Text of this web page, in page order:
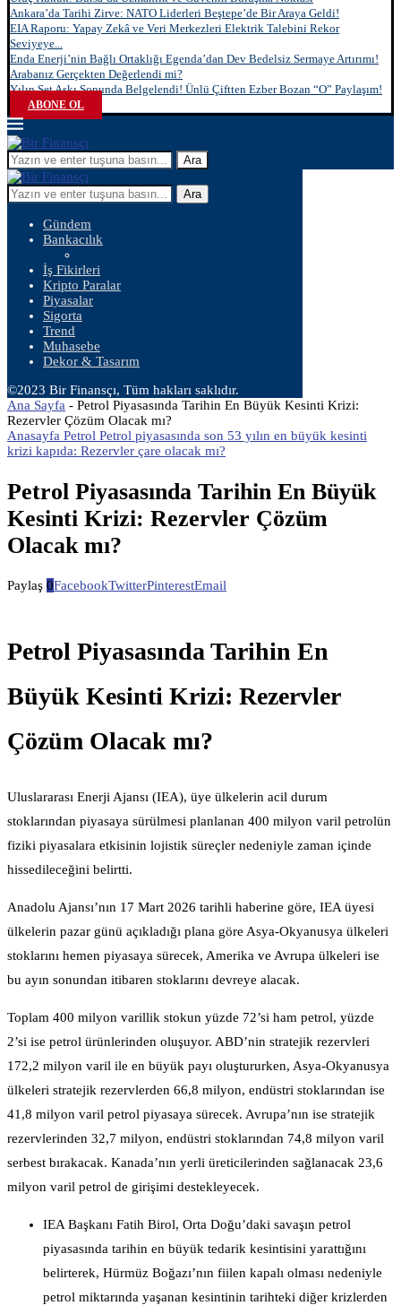
Ankara’da Tarihi Zirve: NATO Liderleri Beştepe’de Bir Araya Geldi!
EIA Raporu: Yapay Zekâ ve Veri Merkezleri Elektrik Talebini Rekor
Seviyeye...
Enda Enerji’nin Bağlı Ortaklığı Egenda’dan Dev Bedelsiz Sermaye Artırımı!
Arabanız Gerçekten Değerlendi mi?
Yılın Set Aşkı Sonunda Belgelendi! Ünlü Çiftten Ezber Bozan “O” Paylaşım!
ABONE OL
Ara
Ara
Gündem
Bankacılık
İş Fikirleri
Kripto Paralar
Piyasalar
Sigorta
Trend
Muhasebe
Dekor & Tasarım
©2023 Bir Finansçı, Tüm hakları saklıdır.
Ana Sayfa - Petrol Piyasasında Tarihin En Büyük Kesinti Krizi:
Rezervler Çözüm Olacak mı?
Anasayfa Petrol Petrol piyasasında son 53 yılın en büyük kesinti
krizi kapıda: Rezervler çare olacak mı?
Petrol Piyasasında Tarihin En Büyük
Kesinti Krizi: Rezervler Çözüm
Olacak mı?
Paylaş 0FacebookTwitterPinterestEmail
Petrol Piyasasında Tarihin En
Büyük Kesinti Krizi: Rezervler
Çözüm Olacak mı?
Uluslararası Enerji Ajansı (IEA), üye ülkelerin acil durum
stoklarından piyasaya sürülmesi planlanan 400 milyon varil petrolün
fiziki piyasalara etkisinin lojistik süreçler nedeniyle zaman içinde
hissedileceğini belirtti.
Anadolu Ajansı’nın 17 Mart 2026 tarihli haberine göre, IEA üyesi
ülkelerin pazar günü açıkladığı plana göre Asya-Okyanusya ülkeleri
stoklarını hemen piyasaya sürecek, Amerika ve Avrupa ülkeleri ise
bu ayın sonundan itibaren stoklarını devreye alacak.
Toplam 400 milyon varillik stokun yüzde 72’si ham petrol, yüzde
2’si ise petrol ürünlerinden oluşuyor. ABD’nin stratejik rezervleri
172,2 milyon varil ile en büyük payı oluştururken, Asya-Okyanusya
ülkeleri stratejik rezervlerden 66,8 milyon, endüstri stoklarından ise
41,8 milyon varil petrol piyasaya sürecek. Avrupa’nın ise stratejik
rezervlerinden 32,7 milyon, endüstri stoklarından 74,8 milyon varil
serbest bırakacak. Kanada’nın yerli üreticilerinden sağlanacak 23,6
milyon varil petrol de girişimi destekleyecek.
IEA Başkanı Fatih Birol, Orta Doğu’daki savaşın petrol
piyasasında tarihin en büyük tedarik kesintisini yarattığını
belirterek, Hürmüz Boğazı’nın fiilen kapalı olması nedeniyle
petrol miktarında yaşanan kesintinin tarihteki diğer krizlerden